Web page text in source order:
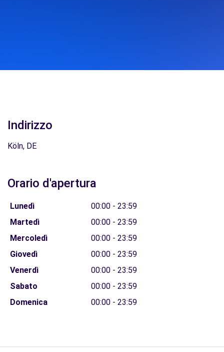
Indirizzo
Köln, DE
Orario d'apertura
Lunedì
00:00 - 23:59
Martedì
00:00 - 23:59
Mercoledì
00:00 - 23:59
Giovedì
00:00 - 23:59
Venerdì
00:00 - 23:59
Sabato
00:00 - 23:59
Domenica
00:00 - 23:59